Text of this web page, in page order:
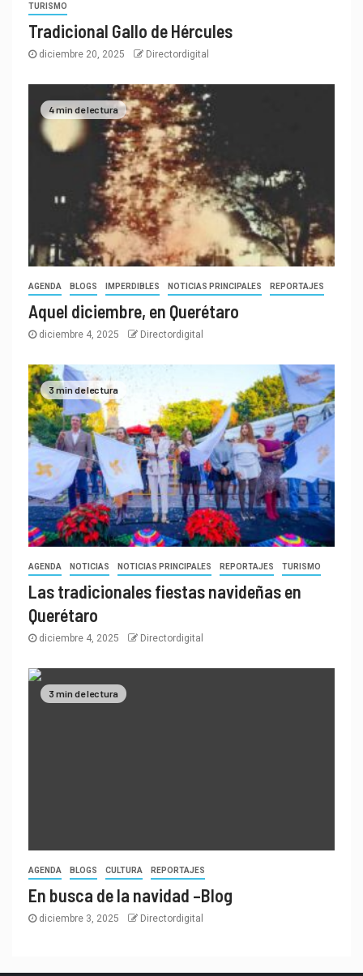
TURISMO
Tradicional Gallo de Hércules
diciembre 20, 2025 Directordigital
4 min de lectura
AGENDA BLOGS IMPERDIBLES NOTICIAS PRINCIPALES REPORTAJES
Aquel diciembre, en Querétaro
diciembre 4, 2025 Directordigital
3 min de lectura
AGENDA NOTICIAS NOTICIAS PRINCIPALES REPORTAJES TURISMO
Las tradicionales fiestas navideñas en
Querétaro
diciembre 4, 2025 Directordigital
3 min de lectura
AGENDA BLOGS CULTURA REPORTAJES
En busca de la navidad –Blog
diciembre 3, 2025 Directordigital